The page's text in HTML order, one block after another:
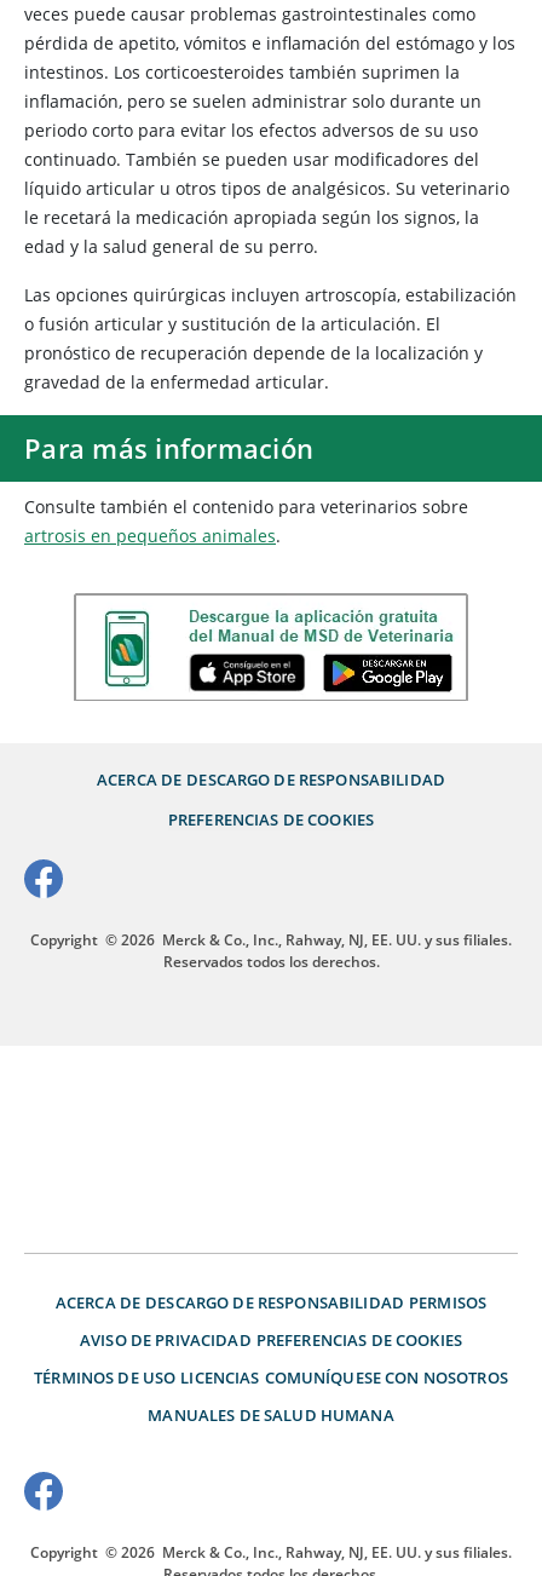
veces puede causar problemas gastrointestinales como
pérdida de apetito, vómitos e inflamación del estómago y los
intestinos. Los corticoesteroides también suprimen la
inflamación, pero se suelen administrar solo durante un
periodo corto para evitar los efectos adversos de su uso
continuado. También se pueden usar modificadores del
líquido articular u otros tipos de analgésicos. Su veterinario
le recetará la medicación apropiada según los signos, la
edad y la salud general de su perro.
Las opciones quirúrgicas incluyen artroscopía, estabilización
o fusión articular y sustitución de la articulación. El
pronóstico de recuperación depende de la localización y
gravedad de la enfermedad articular.
Para más información
Consulte también el contenido para veterinarios sobre
artrosis en pequeños animales.
ACERCA DE DESCARGO DE RESPONSABILIDAD
PREFERENCIAS DE COOKIES
Copyright © 2026 Merck & Co., Inc., Rahway, NJ, EE. UU. y sus filiales.
Reservados todos los derechos.
ACERCA DE DESCARGO DE RESPONSABILIDAD PERMISOS
AVISO DE PRIVACIDAD PREFERENCIAS DE COOKIES
TÉRMINOS DE USO LICENCIAS COMUNÍQUESE CON NOSOTROS
MANUALES DE SALUD HUMANA
Copyright © 2026 Merck & Co., Inc., Rahway, NJ, EE. UU. y sus filiales.